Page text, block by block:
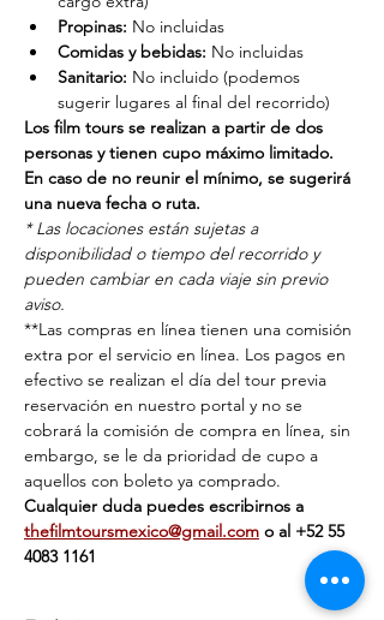
Propinas: No incluidas
Comidas y bebidas: No incluidas
Sanitario: No incluido (podemos
sugerir lugares al final del recorrido)
Los film tours se realizan a partir de dos
personas y tienen cupo máximo limitado.
En caso de no reunir el mínimo, se sugerirá
una nueva fecha o ruta.
* Las locaciones están sujetas a
disponibilidad o tiempo del recorrido y
pueden cambiar en cada viaje sin previo
aviso.
**Las compras en línea tienen una comisión
extra por el servicio en línea. Los pagos en
efectivo se realizan el día del tour previa
reservación en nuestro portal y no se
cobrará la comisión de compra en línea, sin
embargo, se le da prioridad de cupo a
aquellos con boleto ya comprado.
Cualquier duda puedes escribirnos a
thefilmtoursmexico@gmail.com o al ‭+‭52 55
4083 1161‬